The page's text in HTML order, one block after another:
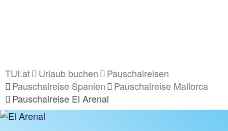
TUI.at Urlaub buchen
Pauschalreisen
Pauschalreise Spanien
Pauschalreise Mallorca
Pauschalreise El Arenal